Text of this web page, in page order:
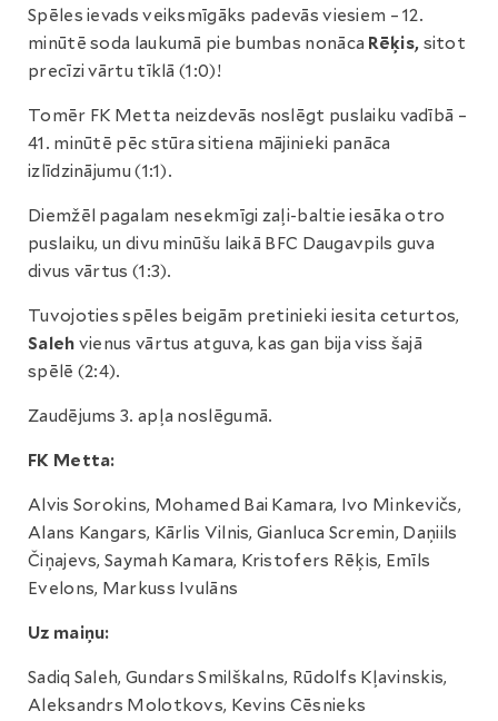
Spēles ievads veiksmīgāks padevās viesiem – 12.
minūtē soda laukumā pie bumbas nonāca Rēķis, sitot
precīzi vārtu tīklā (1:0)!
Tomēr FK Metta neizdevās noslēgt puslaiku vadībā –
41. minūtē pēc stūra sitiena mājinieki panāca
izlīdzinājumu (1:1).
Diemžēl pagalam nesekmīgi zaļi-baltie iesāka otro
puslaiku, un divu minūšu laikā BFC Daugavpils guva
divus vārtus (1:3).
Tuvojoties spēles beigām pretinieki iesita ceturtos,
Saleh vienus vārtus atguva, kas gan bija viss šajā
spēlē (2:4).
Zaudējums 3. apļa noslēgumā.
FK Metta:
Alvis Sorokins, Mohamed Bai Kamara, Ivo Minkevičs,
Alans Kangars, Kārlis Vilnis, Gianluca Scremin, Daņiils
Čiņajevs, Saymah Kamara, Kristofers Rēķis, Emīls
Evelons, Markuss Ivulāns
Uz maiņu:
Sadiq Saleh, Gundars Smilškalns, Rūdolfs Kļavinskis,
Aleksandrs Molotkovs, Kevins Cēsnieks